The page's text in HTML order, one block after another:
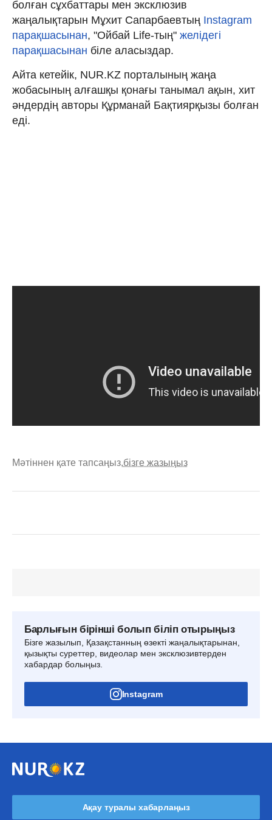
болған сұхбаттары мен эксклюзив
жаңалықтарын Мұхит Сапарбаевтың Instagram
парақшасынан, "Ойбай Life-тың" желідегі
парақшасынан біле аласыздар.
Айта кетейік, NUR.KZ порталының жаңа
жобасының алғашқы қонағы танымал ақын, хит
әндердің авторы Құрманай Бақтиярқызы болған
еді.
Мәтіннен қате тапсаңыз,бізге жазыңыз
Барлығын бірінші болып біліп отырыңыз
Бізге жазылып, Қазақстанның өзекті жаңалықтарынан,
қызықты суреттер, видеолар мен эксклюзивтерден
хабардар болыңыз.
Instagram
Ақау туралы хабарлаңыз